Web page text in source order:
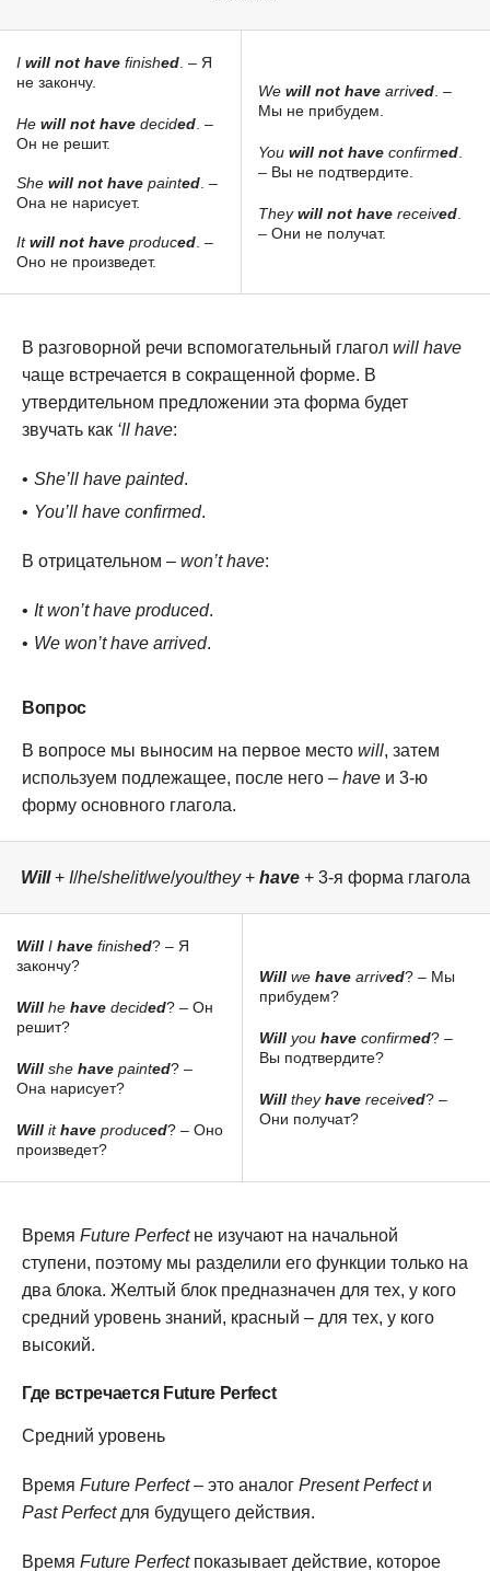
I will not have finished . – Я
не закончу.
He will not have decided . –
Он не решит.
She will not have painted . –
Она не нарисует.
Itwill not have produced . –
Оно не произведет.
We will not have arrived . –
Мы не прибудем.
You will not have confirmed
– Вы не подтвердите.
Theywill not have received
– Они не получат.
В разговорной речи вспомогательный глагол will have
чаще встречается в сокращенной форме. В
утвердительном предложении эта форма будет
звучать как ‘ll have:
She’ll have painted.
You’ll have confirmed.
В отрицательном – won’t have:
It won’t have produced.
We won’t have arrived.
Вопрос
В вопросе мы выносим на первое место will, затем
используем подлежащее, после него – have и 3-ю
форму основного глагола.
Will+ I/he/she/it/we/you/they+ have+ 3-я форма глагола
Will I have finished? – Я
закончу?
Will he have decided? – Он
решит?
Will she have painted? –
Она нарисует?
Will ithave produced? – Оно
произведет?
Will we have arrived? – Мы
прибудем?
Will you have confirmed? –
Вы подтвердите?
Will theyhave received? –
Они получат?
Время Future Perfectне изучают на начальной
ступени, поэтому мы разделили его функции только на
два блока. Желтый блок предназначен для тех, у кого
средний уровень знаний, красный – для тех, у кого
высокий.
Где встречается Future Perfect
Средний уровень
Время Future Perfect– это аналог Present Perfectи
Past Perfectдля будущего действия.
Время Future Perfectпоказывает действие, которое